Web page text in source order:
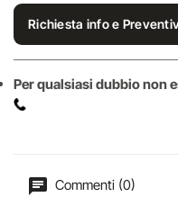
Richiesta info e
Per qualsiasi dubbio non
Commenti (0)